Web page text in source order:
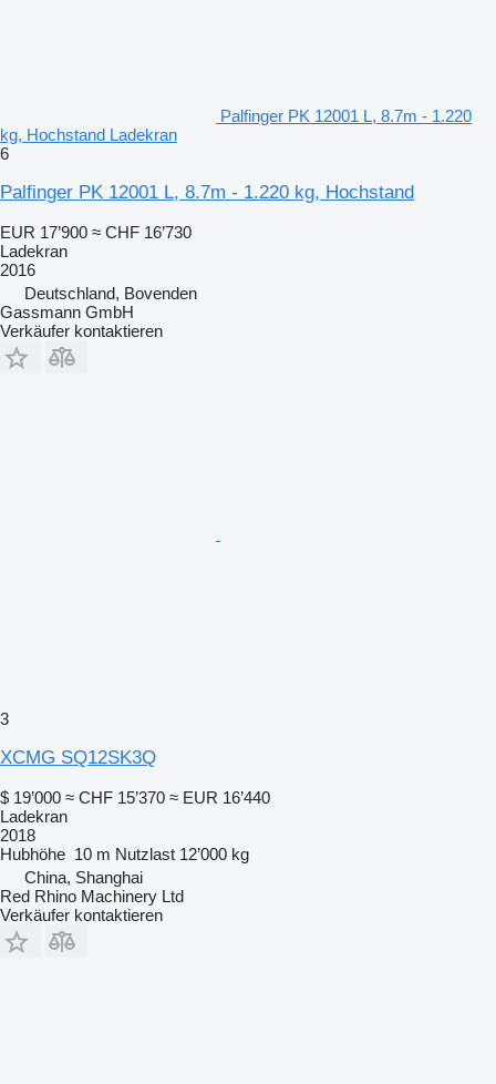
Palfinger PK 12001 L, 8.7m - 1.220
kg, Hochstand Ladekran
6
Palfinger PK 12001 L, 8.7m - 1.220 kg, Hochstand
EUR 17’900 ≈ CHF 16’730
Ladekran
2016
Deutschland, Bovenden
Gassmann GmbH
Verkäufer kontaktieren
3
XCMG SQ12SK3Q
$ 19’000 ≈ CHF 15’370 ≈ EUR 16’440
Ladekran
2018
Hubhöhe 10 m Nutzlast 12’000 kg
China, Shanghai
Red Rhino Machinery Ltd
Verkäufer kontaktieren